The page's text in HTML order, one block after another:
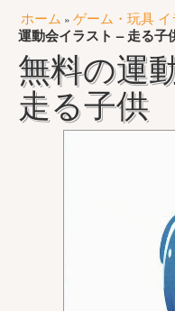
ホーム » ゲーム・玩具 イ
運動会イラスト – 走る子
無料の運
走る子供